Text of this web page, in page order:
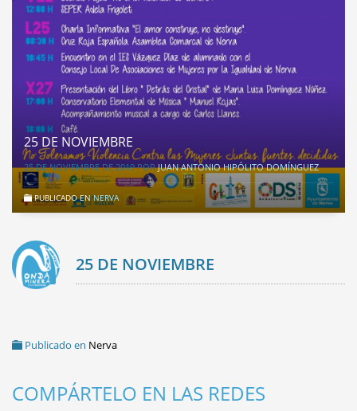
25 DE NOVIEMBRE
25 DE NOVIEMBRE DE 2019PORJUAN ANTONIO HIPÓLITO DOMÍNGUEZ
PUBLICADO ENNERVA
25 DE NOVIEMBRE
Publicado en Nerva
COMPÁRTELO EN LAS REDES